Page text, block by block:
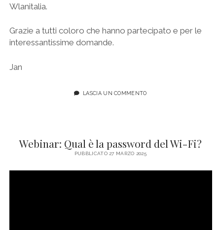
Wlanitalia.
Grazie a tutti coloro che hanno partecipato e per le
interessantissime domande.
Jan
LASCIA UN COMMENTO
Webinar: Qual è la password del Wi-Fi?
PUBBLICATO 27 MARZO 2025